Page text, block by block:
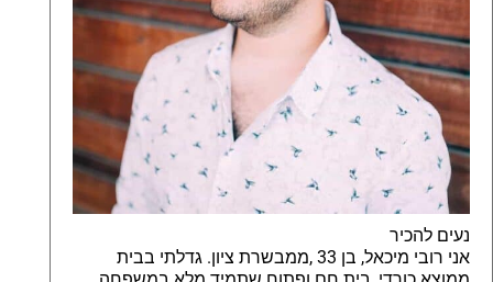
נעים להכיר
אני רובי מיכאל, בן 33 ,ממבשרת ציון. גדלתי בבית